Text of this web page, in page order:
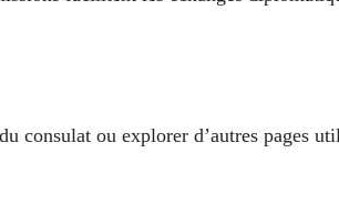
consulat ou explorer d’autres pages